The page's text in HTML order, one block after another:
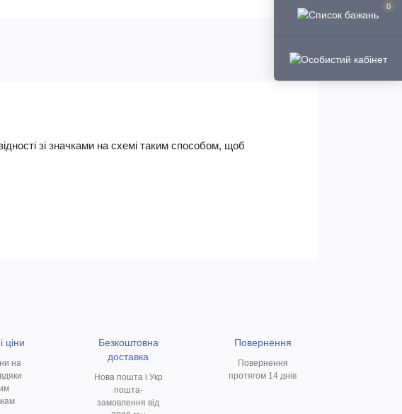
0
зі значками на схемі таким способом, щоб
ціни
на
Безкоштовна
доставка
Нова пошта і Укр
пошта-
замовлення від
Повернення
Повернення
протягом 14 днів